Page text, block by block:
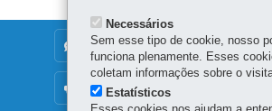
DENUNCIE CORRUPÇÃO
OUVIDORIA
Necessários
Sem esse tipo de cookie, nosso
funciona plenamente. Esses
coletam informações sobre o
Estatísticos